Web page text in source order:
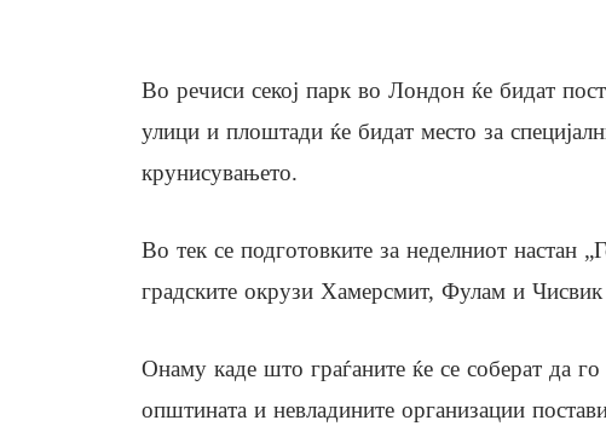
Во речиси секој парк во Лондон ќе бидат
улици и плоштади ќе бидат место за
крунисувањето.
Во тек се подготовките за неделниот настан
градските окрузи Хамерсмит, Фулам и Чисвик
Онаму каде што граѓаните ќе се соберат да
општината и невладините организации